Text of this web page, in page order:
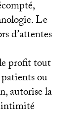
Le
d’attentes
profit tout
ou
autorise la
intimité